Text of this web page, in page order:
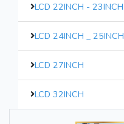
LCD 22INCH - 23INCH
LCD 24INCH _ 25INCH
LCD 27INCH
LCD 32INCH